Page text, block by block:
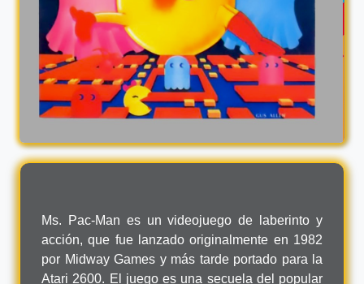
Ms. Pac-Man es un videojuego de laberinto y
acción, que fue lanzado originalmente en 1982
por Midway Games y más tarde portado para la
Atari 2600. El juego es una secuela del popular